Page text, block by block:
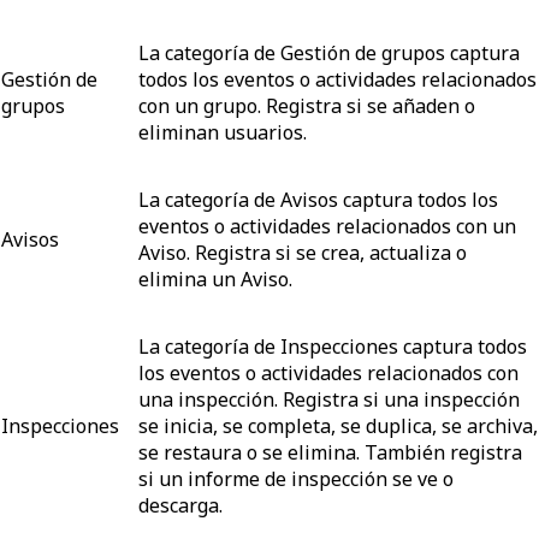
Gestión de
grupos
La categoría de Gestión de grupos captura
todos los eventos o actividades relacionados
con un grupo. Registra si se añaden o
eliminan usuarios.
Avisos
La categoría de Avisos captura todos los
eventos o actividades relacionados con un
Aviso. Registra si se crea, actualiza o
elimina un Aviso.
Inspecciones
La categoría de Inspecciones captura todos
los eventos o actividades relacionados con
una inspección. Registra si una inspección
se inicia, se completa, se duplica, se archiva,
se restaura o se elimina. También registra
si un informe de inspección se ve o
descarga.